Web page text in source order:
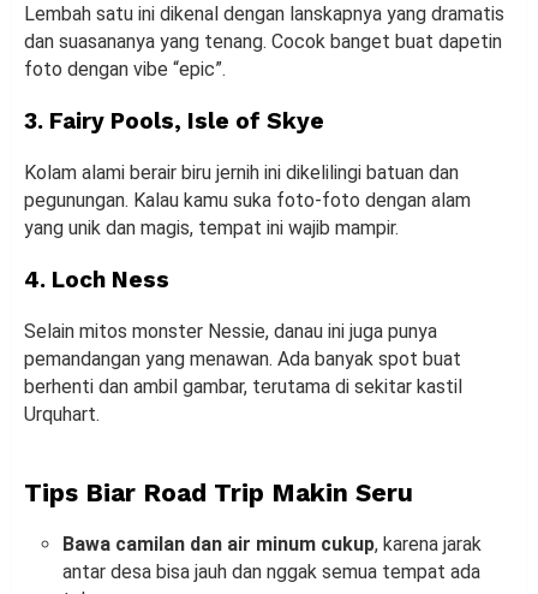
Lembah satu ini dikenal dengan lanskapnya yang dramatis
dan suasananya yang tenang. Cocok banget buat dapetin
foto dengan vibe “epic”.
3. Fairy Pools, Isle of Skye
Kolam alami berair biru jernih ini dikelilingi batuan dan
pegunungan. Kalau kamu suka foto-foto dengan alam
yang unik dan magis, tempat ini wajib mampir.
4. Loch Ness
Selain mitos monster Nessie, danau ini juga punya
pemandangan yang menawan. Ada banyak spot buat
berhenti dan ambil gambar, terutama di sekitar kastil
Urquhart.
Tips Biar Road Trip Makin Seru
Bawa camilan dan air minum cukup, karena jarak
antar desa bisa jauh dan nggak semua tempat ada